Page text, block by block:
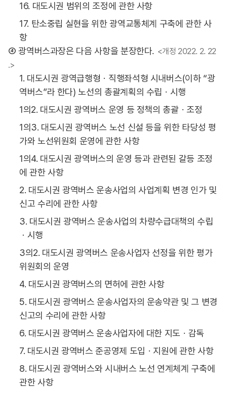
16. 대도시권 범위의 조정에 관한 사항
17. 탄소중립 실현을 위한 광역교통체계 구축에 관한 사
항
④ 광역버스과장은 다음 사항을 분장한다. <개정 2022. 2. 22
.>
1. 대도시권 광역급행형ㆍ직행좌석형 시내버스(이하 “광
역버스”라 한다) 노선의 총괄계획의 수립ㆍ시행
1의2. 대도시권 광역버스 운영 등 정책의 총괄ㆍ조정
1의3. 대도시권 광역버스 노선 신설 등을 위한 타당성 평
가와 노선위원회 운영에 관한 사항
1의4. 대도시권 광역버스의 운영 등과 관련된 갈등 조정
에 관한 사항
2. 대도시권 광역버스 운송사업의 사업계획 변경 인가 및
신고 수리에 관한 사항
3. 대도시권 광역버스 운송사업의 차량수급대책의 수립
ㆍ시행
3의2. 대도시권 광역버스 운송사업자 선정을 위한 평가
위원회의 운영
4. 대도시권 광역버스의 면허에 관한 사항
5. 대도시권 광역버스 운송사업자의 운송약관 및 그 변경
신고의 수리에 관한 사항
6. 대도시권 광역버스 운송사업자에 대한 지도ㆍ감독
7. 대도시권 광역버스 준공영제 도입ㆍ지원에 관한 사항
8. 대도시권 광역버스와 시내버스 노선 연계체계 구축에
관한 사항